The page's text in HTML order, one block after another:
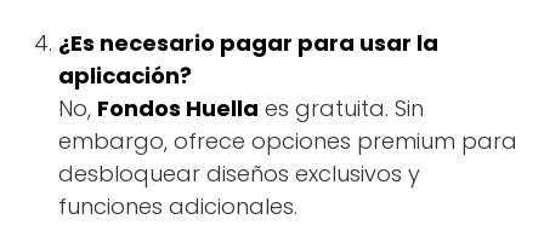
¿Es necesario pagar para usar la
aplicación?
No, Fondos Huella es gratuita. Sin
embargo, ofrece opciones premium para
desbloquear diseños exclusivos y
funciones adicionales.